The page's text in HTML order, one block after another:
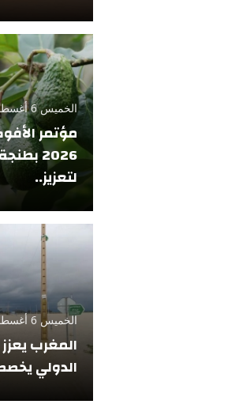
الخميس 6 أغسطس 2026 - 15:33
مؤتمر
2026
لتعزيز..
الخميس 6 أغسطس 2026 - 11:55
المغرب
الدولي يخصص 50